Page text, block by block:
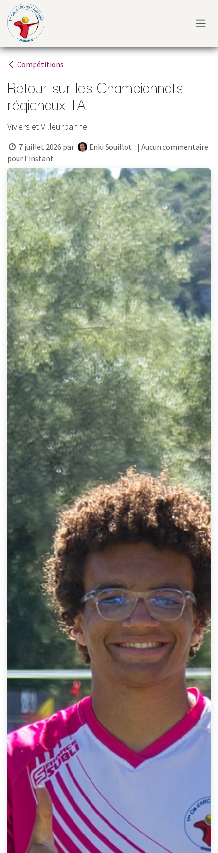
Se rendre au contenu
Compétitions
Retour sur les Championnats
régionaux TAE
Viviers et Villeurbanne
7 juillet 2026 par Enki Souillot
| Aucun commentaire
pour l'instant